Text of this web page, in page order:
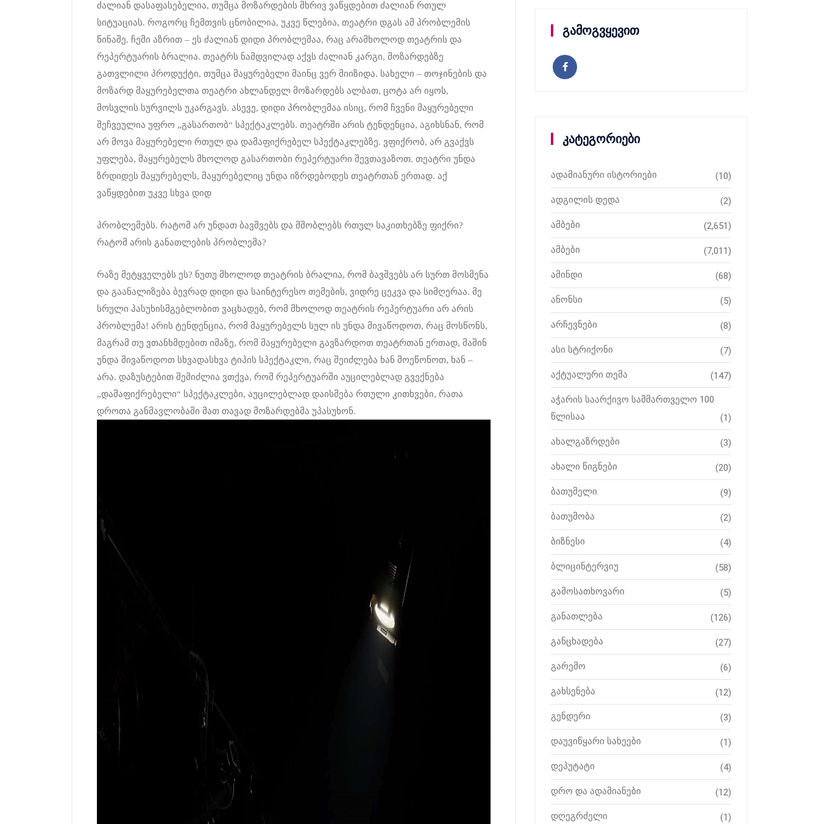
ძალიან დასაფასებელია, თუმცა მოზარდების მხრივ ვაწყდებით ძალიან რთულ
სიტუაციას. როგორც ჩემთვის ცნობილია, უკვე წლებია, თეატრი დგას ამ პრობლემის
წინაშე. ჩემი აზრით – ეს ძალიან დიდი პრობლემაა, რაც არამხოლოდ თეატრის და
რეპერტუარის ბრალია. თეატრს ნამდვილად აქვს ძალიან კარგი, მოზარდებზე
გათვლილი პროდუქტი, თუმცა მაყურებელი მაინც ვერ მიიზიდა. სახელი – თოჯინების და
მოზარდ მაყურებელთა თეატრი ახლანდელ მოზარდებს ალბათ, ცოტა არ იყოს,
მოსვლის სურვილს უკარგავს. ასევე, დიდი პრობლემაა ისიც, რომ ჩვენი მაყურებელი
შეჩვეულია უფრო „გასართობ“ სპექტაკლებს. თეატრში არის ტენდენცია, აგიხსნან, რომ
არ მოვა მაყურებელი რთულ და დამაფიქრებელ სპექტაკლებზე. ვფიქრობ, არ გვაქვს
უფლება, მაყურებელს მხოლოდ გასართობი რეპერტუარი შევთავაზოთ. თეატრი უნდა
ზრდიდეს მაყურებელს, მაყურებელიც უნდა იზრდებოდეს თეატრთან ერთად. აქ
ვაწყდებით უკვე სხვა დიდ
პრობლემებს. რატომ არ უნდათ ბავშვებს და მშობლებს რთულ საკითხებზე ფიქრი?
რატომ არის განათლების პრობლემა?
რაზე მეტყველებს ეს? ნუთუ მხოლოდ თეატრის ბრალია, რომ ბავშვებს არ სურთ მოსმენა
და გაანალიზება ბევრად დიდი და საინტერესო თემების, ვიდრე ცეკვა და სიმღერაა. მე
სრული პასუხისმგებლობით ვაცხადებ, რომ მხოლოდ თეატრის რეპერტუარი არ არის
პრობლემა! არის ტენდენცია, რომ მაყურებელს სულ ის უნდა მივაწოდოთ, რაც მოსწონს,
მაგრამ თუ ვთანხმდებით იმაზე, რომ მაყურებელი გავზარდოთ თეატრთან ერთად, მაშინ
უნდა მივაწოდოთ სხვადასხვა ტიპის სპექტაკლი, რაც შეიძლება ხან მოეწონოთ, ხან –
არა. დაზუსტებით შემიძლია ვთქვა, რომ რეპერტუარში აუცილებლად გვექნება
„დამაფიქრებელი“ სპექტაკლები, აუცილებლად დაისმება რთული კითხვები, რათა
დროთა განმავლობაში მათ თავად მოზარდებმა უპასუხონ.
გამოგვყევით
კატეგორიები
ადამიანური ისტორიები (10)
ადგილის დედა (2)
ამბები (2,651)
ამბები (7,011)
ამინდი (68)
ანონსი (5)
არჩევნები (8)
ასი სტრიქონი (7)
აქტუალური თემა (147)
აჭარის საარქივო სამმართველო 100
წლისაა
(1)
ახალგაზრდები (3)
ახალი წიგნები (20)
ბათუმელი (9)
ბათუმობა (2)
ბიზნესი (4)
ბლიცინტერვიუ (58)
გამოსათხოვარი (5)
განათლება (126)
განცხადება (27)
გარემო (6)
გახსენება (12)
გენდერი (3)
დაუვიწყარი სახეები (1)
დეპუტატი (4)
დრო და ადამიანები (12)
დღეგრძელი (1)